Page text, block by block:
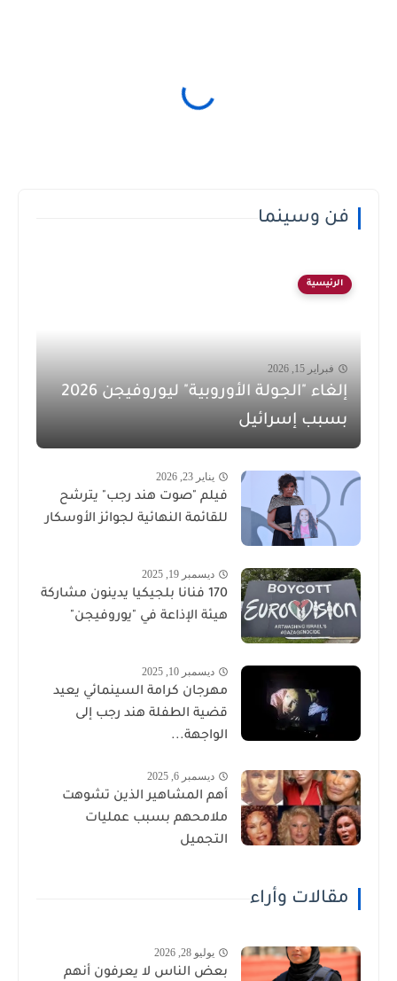
فن وسينما
الرئيسية
فبراير 15, 2026
إلغاء "الجولة الأوروبية" ليوروفيجن 2026
بسبب إسرائيل
يناير 23, 2026
فيلم "صوت هند رجب" يترشح
للقائمة النهائية لجوائز الأوسكار
ديسمبر 19, 2025
170 فنانا بلجيكيا يدينون مشاركة
هيئة الإذاعة في "يوروفيجن"
ديسمبر 10, 2025
مهرجان كرامة السينمائي يعيد
قضية الطفلة هند رجب إلى
الواجهة...
ديسمبر 6, 2025
أهم المشاهير الذين تشوهت
ملامحهم بسبب عمليات
التجميل
مقالات وأراء
يوليو 28, 2026
بعض الناس لا يعرفون أنهم